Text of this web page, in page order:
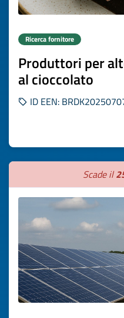
Ricerca fornitore
Produttori per
al cioccolato
ID EEN:
Scade il